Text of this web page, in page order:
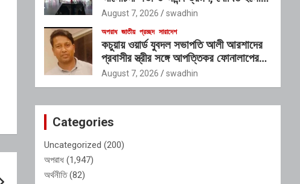
নতুন কার্যনির্বাহী কমিটি
August 7, 2026 swadhin
অপরাধ জাতীয় প্রচ্ছদ সারাদেশ
কচুয়ায় ওয়ার্ড যুবদল সভাপতি আলী আরশাদের
প্রবাসীর স্ত্রীর সঙ্গে আপত্তিকর ফোনালাপের
অডিও ভাইরাল; শাস্তির দাবি এলাকাবাসীর
August 7, 2026 swadhin
Categories
Uncategorized (200)
অপরাধ (1,947)
অর্থনীতি(82)